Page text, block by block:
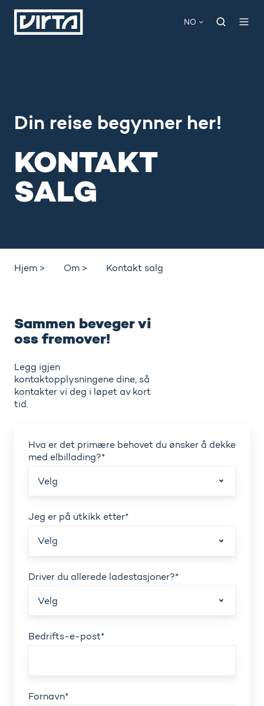
NO
Din reise begynner her!
KONTAKT
SALG
Hjem > Om > Kontakt salg
Sammen beveger vi
oss fremover!
Legg igjen
kontaktopplysningene dine, så
kontakter vi deg i løpet av kort
tid.
Hva er det primære behovet du ønsker å dekke
med elbillading?*
Jeg er på utkikk etter*
Driver du allerede ladestasjoner?*
Bedrifts-e-post*
Fornavn*